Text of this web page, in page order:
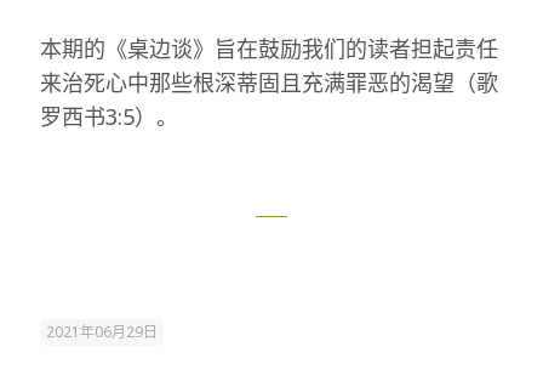
本期的《桌边谈》旨在鼓励我们的读者担起责任
来治死心中那些根深蒂固且充满罪恶的渴望（歌
罗西书3:5）。
2021年06月29日